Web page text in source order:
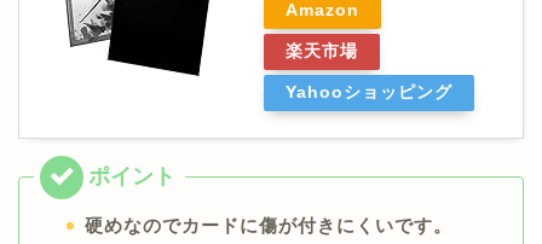
Amazon
楽天市場
Yahooショッピング
硬めなのでカードに傷が付きにくいです。